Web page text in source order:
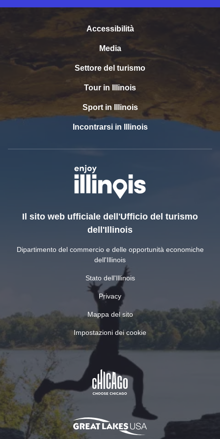
Accessibilità
Media
Settore del turismo
Tour in Illinois
Sport in Illinois
Incontrarsi in Illinois
Il sito web ufficiale dell'Ufficio del turismo
dell'Illinois
Dipartimento del commercio e delle opportunità economiche
dell'Illinois
Stato dell'Illinois
Privacy
Mappa del sito
Impostazioni dei cookie